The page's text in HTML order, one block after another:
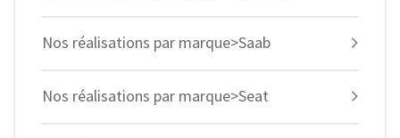
Nos réalisations par marque>Saab
Nos réalisations par marque>Seat